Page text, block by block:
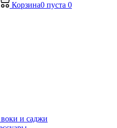
Корзина0 пуста 0
и саджи